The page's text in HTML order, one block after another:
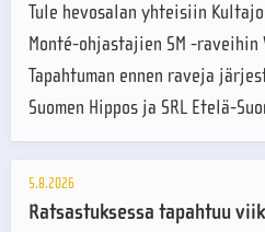
Tule hevosalan yhteisiin
Monté-ohjastajien SM -raveihin
Tapahtuman ennen raveja
Suomen Hippos ja SRL Etelä-
5.8.2026
Ratsastuksessa tapahtuu